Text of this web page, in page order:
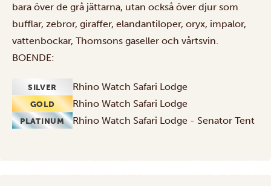
bara över de grå jättarna, utan också över djur som
bufflar, zebror, giraffer, elandantiloper, oryx, impalor,
vattenbockar, Thomsons gaseller och vårtsvin.
BOENDE:
SILVER Rhino Watch Safari Lodge
GOLD Rhino Watch Safari Lodge
PLATINUM Rhino Watch Safari Lodge - Senator Tent